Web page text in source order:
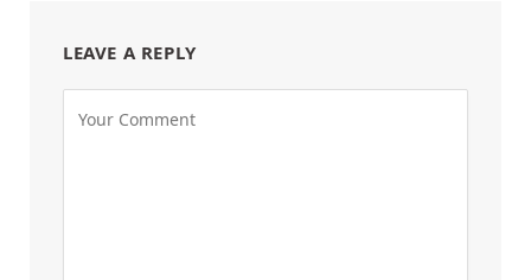
LEAVE A REPLY